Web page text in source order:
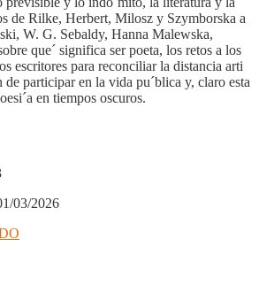
de Rilke, Herbert, Milosz y Szymborska a
W. G. Sebaldy, Hanna Malewska,
que´ significa ser poeta, los retos a los
escritores para reconciliar la distancia arti
de participar en la vida pu´blica y, claro esta
en tiempos oscuros.
03/2026